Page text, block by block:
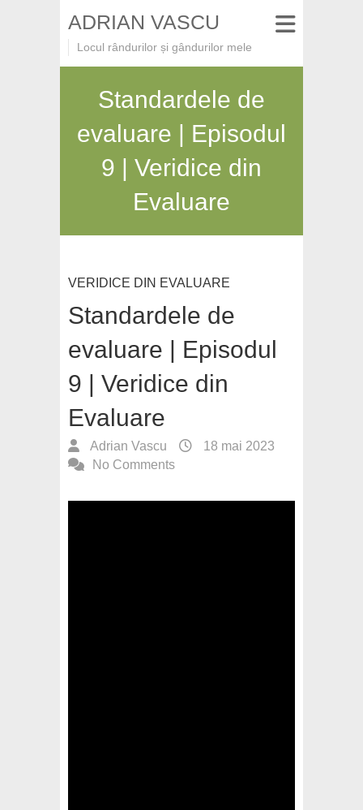
ADRIAN VASCU
Locul rândurilor și gândurilor mele
Standardele de
evaluare | Episodul
9 | Veridice din
Evaluare
VERIDICE DIN EVALUARE
Standardele de
evaluare | Episodul
9 | Veridice din
Evaluare
Adrian Vascu
18 mai 2023
No Comments